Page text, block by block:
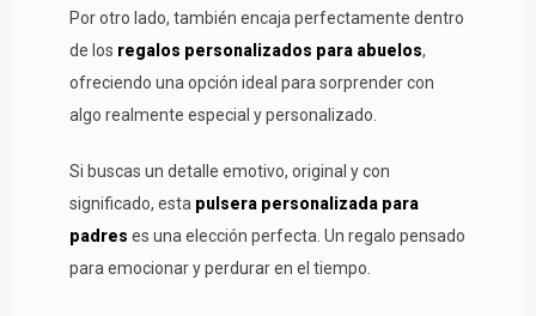
Por otro lado, también encaja perfectamente dentro
de los regalos personalizados para abuelos,
ofreciendo una opción ideal para sorprender con
algo realmente especial y personalizado.
Si buscas un detalle emotivo, original y con
significado, esta pulsera personalizada para
padres es una elección perfecta. Un regalo pensado
para emocionar y perdurar en el tiempo.